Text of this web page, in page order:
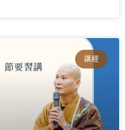
講經